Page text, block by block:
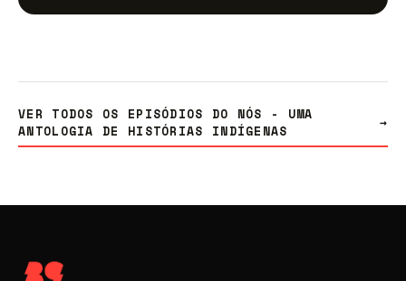
VER TODOS OS EPISÓDIOS DO NÓS - UMA
ANTOLOGIA DE HISTÓRIAS INDÍGENAS
→